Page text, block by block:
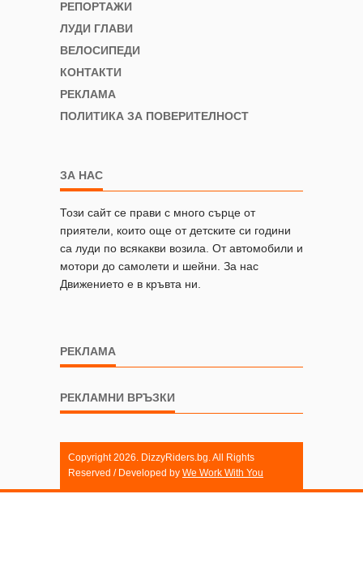
РЕПОРТАЖИ
ЛУДИ ГЛАВИ
ВЕЛОСИПЕДИ
КОНТАКТИ
РЕКЛАМА
ПОЛИТИКА ЗА ПОВЕРИТЕЛНОСТ
ЗА НАС
Този сайт се прави с много сърце от
приятели, които още от детските си години
са луди по всякакви возила. От автомобили и
мотори до самолети и шейни. За нас
Движението е в кръвта ни.
РЕКЛАМА
РЕКЛАМНИ ВРЪЗКИ
Copyright 2026. DizzyRiders.bg. All Rights
Reserved / Developed by We Work With You